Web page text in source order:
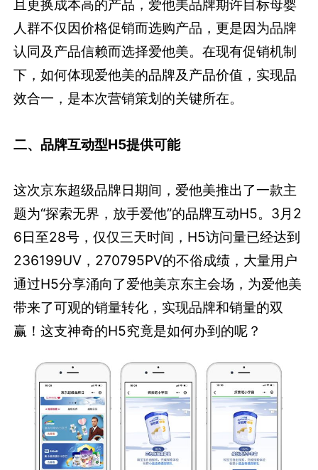
且更换成本高的产品，爱他美品牌期许目标母婴
人群不仅因价格促销而选购产品，更是因为品牌
认同及产品信赖而选择爱他美。在现有促销机制
下，如何体现爱他美的品牌及产品价值，实现品
效合一，是本次营销策划的关键所在。
二、品牌互动型H5提供可能
这次京东超级品牌日期间，爱他美推出了一款主
题为“探索无界，放手爱他”的品牌互动H5。3月2
6日至28号，仅仅三天时间，H5访问量已经达到
236199UV，270795PV的不俗成绩，大量用户
通过H5分享涌向了爱他美京东主会场，为爱他美
带来了可观的销量转化，实现品牌和销量的双
赢！这支神奇的H5究竟是如何办到的呢？